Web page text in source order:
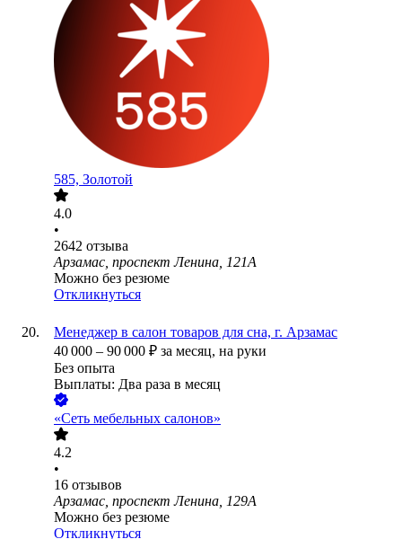
585, Золотой
4.0
•
2642 отзыва
Арзамас, проспект Ленина, 121А
Можно без резюме
Откликнуться
Менеджер в салон товаров для сна, г. Арзамас
40 000 – 90 000 ₽ за месяц, на руки
Без опыта
Выплаты: Два раза в месяц
«Сеть мебельных салонов»
4.2
•
16 отзывов
Арзамас, проспект Ленина, 129А
Можно без резюме
Откликнуться